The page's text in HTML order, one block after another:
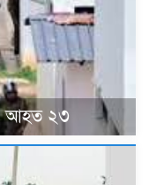
৩, আহত ২৩